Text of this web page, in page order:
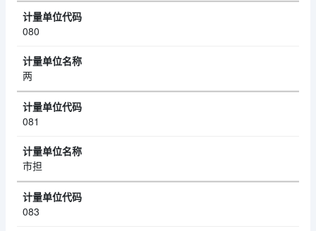
080
两
081
市担
083